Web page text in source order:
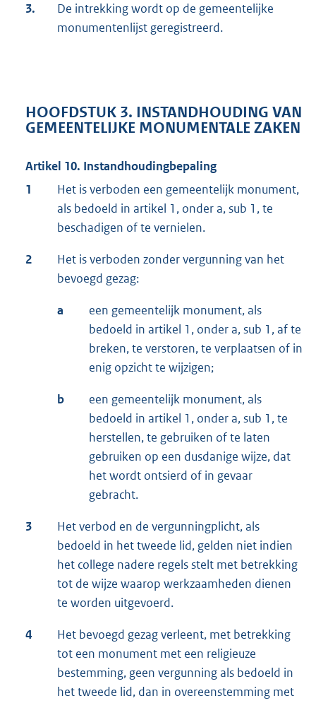
3.
De intrekking wordt op de gemeentelijke
monumentenlijst geregistreerd.
HOOFDSTUK 3. INSTANDHOUDING VAN
GEMEENTELIJKE MONUMENTALE ZAKEN
Artikel 10. Instandhoudingbepaling
1
Het is verboden een gemeentelijk monument,
als bedoeld in artikel 1, onder a, sub 1, te
beschadigen of te vernielen.
2
Het is verboden zonder vergunning van het
bevoegd gezag:
a
een gemeentelijk monument, als
bedoeld in artikel 1, onder a, sub 1, af te
breken, te verstoren, te verplaatsen of in
enig opzicht te wijzigen;
b
een gemeentelijk monument, als
bedoeld in artikel 1, onder a, sub 1, te
herstellen, te gebruiken of te laten
gebruiken op een dusdanige wijze, dat
het wordt ontsierd of in gevaar
gebracht.
3
Het verbod en de vergunningplicht, als
bedoeld in het tweede lid, gelden niet indien
het college nadere regels stelt met betrekking
tot de wijze waarop werkzaamheden dienen
te worden uitgevoerd.
4
Het bevoegd gezag verleent, met betrekking
tot een monument met een religieuze
bestemming, geen vergunning als bedoeld in
het tweede lid, dan in overeenstemming met